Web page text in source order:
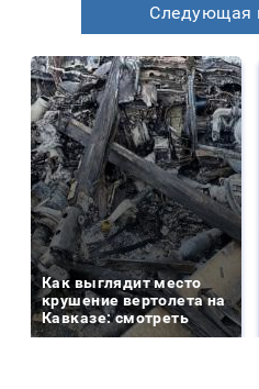
Следующая
Как выглядит место
крушение вертолета на
Кавказе: смотреть